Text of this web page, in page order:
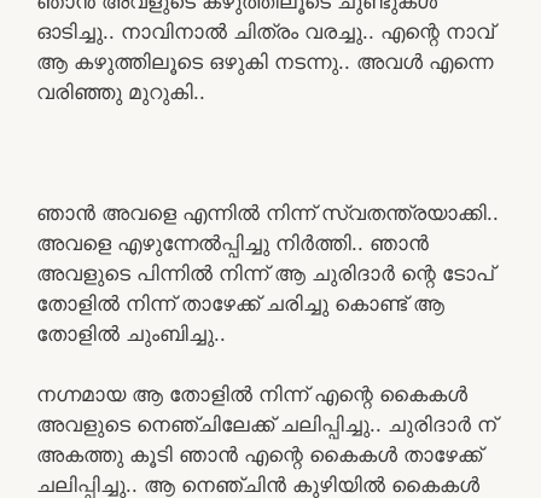
ഓടിച്ചു.. നാവിനാൽ ചിത്രം വരച്ചു.. എന്റെ നാവ്
ആ കഴുത്തിലൂടെ ഒഴുകി നടന്നു.. അവൾ എന്നെ
വരിഞ്ഞു മുറുകി..
ഞാൻ അവളെ എന്നിൽ നിന്ന് സ്വതന്ത്രയാക്കി..
അവളെ എഴുന്നേൽപ്പിച്ചു നിർത്തി.. ഞാൻ
അവളുടെ പിന്നിൽ നിന്ന് ആ ചുരിദാർ ന്റെ ടോപ്
തോളിൽ നിന്ന് താഴേക്ക് ചരിച്ചു കൊണ്ട് ആ
തോളിൽ ചുംബിച്ചു..
നഗ്നമായ ആ തോളിൽ നിന്ന് എന്റെ കൈകൾ
അവളുടെ നെഞ്ചിലേക്ക് ചലിപ്പിച്ചു.. ചുരിദാർ ന്
അകത്തു കൂടി ഞാൻ എന്റെ കൈകൾ താഴേക്ക്
ചലിപ്പിച്ചു.. ആ നെഞ്ചിൻ കുഴിയിൽ കൈകൾ